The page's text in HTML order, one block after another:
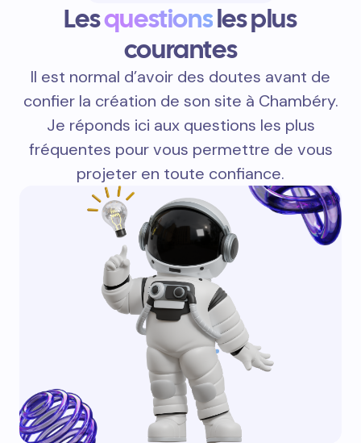
Lesquestionsles plus
courantes
Il est normal d’avoir des doutes avant de
confier la création de son site à Chambéry.
Je réponds ici aux questions les plus
fréquentes pour vous permettre de vous
projeter en toute confiance.